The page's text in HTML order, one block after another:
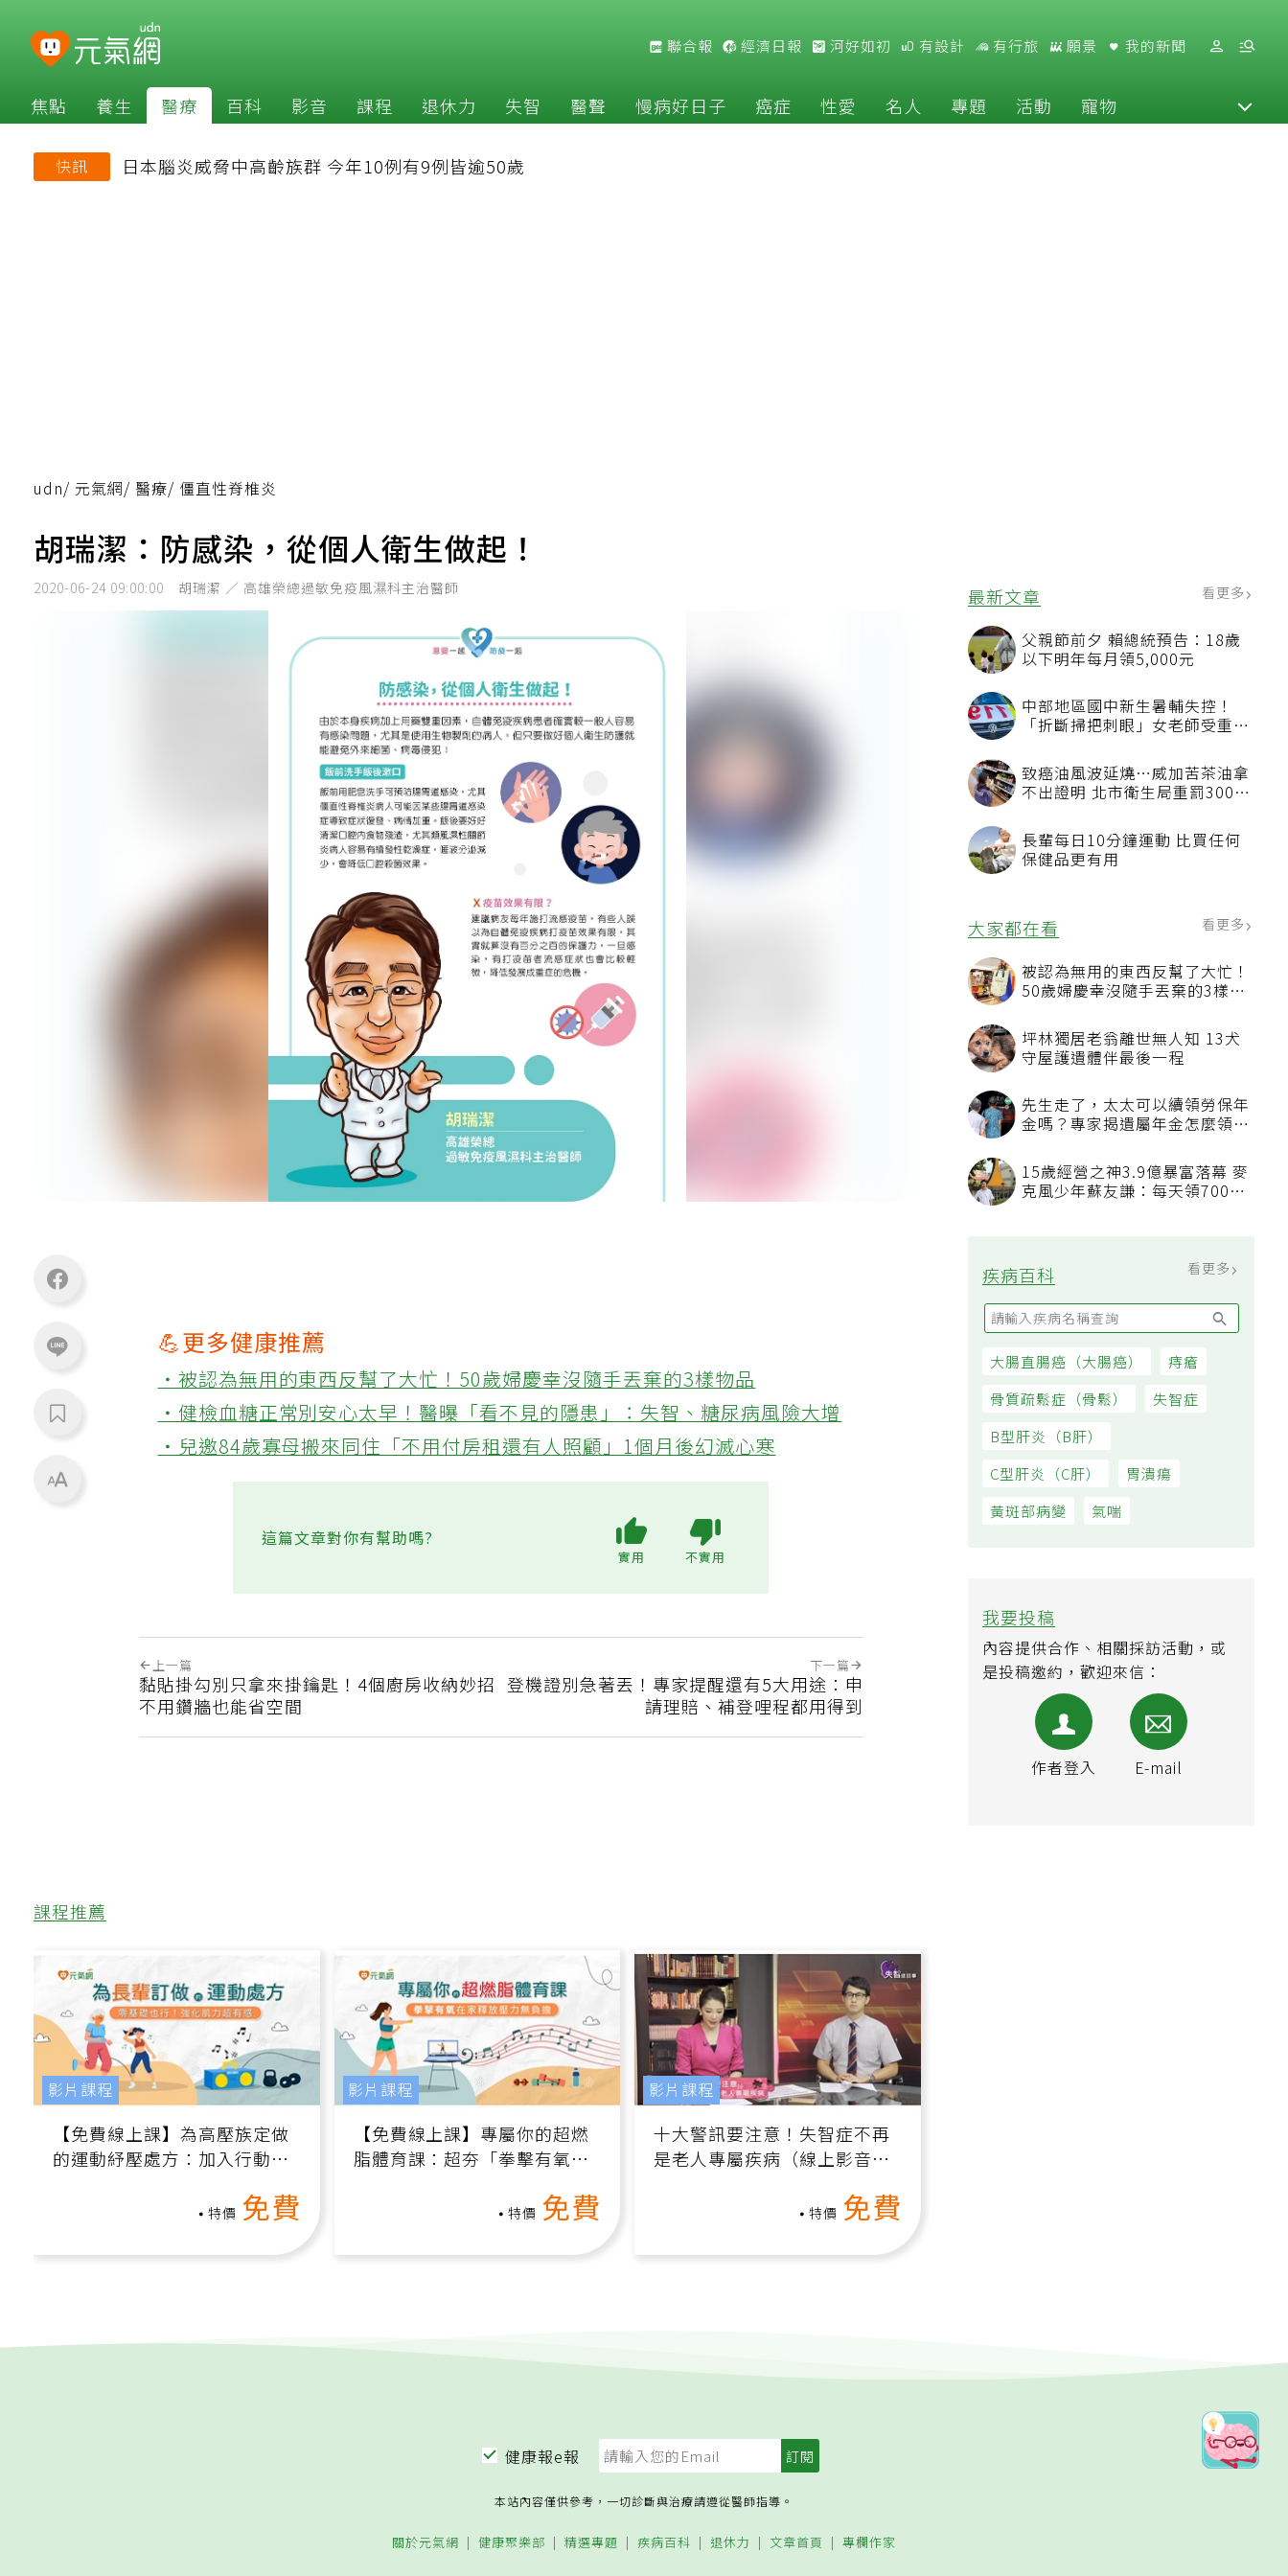
聯合報 經濟日報 河好如初 有設計 有行旅 願景 我的新聞
焦點 養生 醫療 百科 影音 課程 退休力 失智 醫聲 慢病好日子 癌症 性愛 名人 專題 活動 寵物
快訊 日本腦炎威脅中高齡族群 今年10例有9例皆逾50歲
最新文章 看更多
父親節前夕 賴總統預告：18歲
以下明年每月領5,000元
中部地區國中新生暑輔失控！
「折斷掃把刺眼」女老師受重傷
致癌油風波延燒…威加苦茶油拿
不出證明 北市衛生局重罰300萬
長輩每日10分鐘運動 比買任何
保健品更有用
大家都在看 看更多
被認為無用的東西反幫了大忙！
50歲婦慶幸沒隨手丟棄的3樣物
坪林獨居老翁離世無人知 13犬
守屋護遺體伴最後一程
先生走了，太太可以續領勞保年
金嗎？專家揭遺屬年金怎麼領，
15歲經營之神3.9億暴富落幕 麥
克風少年蘇友謙：每天領700元
疾病百科 看更多
大腸直腸癌（大腸癌）
痔瘡
骨質疏鬆症（骨鬆）
失智症
B型肝炎（B肝）
C型肝炎（C肝）
胃潰瘍
黃斑部病變 氣喘
我要投稿
內容提供合作、相關採訪活動，或
是投稿邀約，歡迎來信：
作者登入 E-mail
udn/ 元氣網/ 醫療/ 僵直性脊椎炎
胡瑞潔：防感染，從個人衛生做起！
2020-06-24 09:00:00 胡瑞潔 ／ 高雄榮總過敏免疫風濕科主治醫師
💪更多健康推薦
‧被認為無用的東西反幫了大忙！50歲婦慶幸沒隨手丟棄的3樣物品
‧健檢血糖正常別安心太早！醫曝「看不見的隱患」：失智、糖尿病風險大增
‧兒邀84歲寡母搬來同住「不用付房租還有人照顧」1個月後幻滅心寒
這篇文章對你有幫助嗎?
實用 不實用
上一篇
黏貼掛勾別只拿來掛鑰匙！4個廚房收納妙招
不用鑽牆也能省空間
下一篇
登機證別急著丟！專家提醒還有5大用途：申
請理賠、補登哩程都用得到
課程推薦
【免費線上課】為高壓族定做
的運動紓壓處方：加入行動、
增肌、互動元素，0基礎也能
特價 免費
影片課程
【免費線上課】專屬你的超燃
脂體育課：超夯「拳擊有氧」
高壓族在家釋放壓力無負擔
特價 免費
影片課程
十大警訊要注意！失智症不再
是老人專屬疾病（線上影音
特價 免費
影片課程
健康報e報
本站內容僅供參考，一切診斷與治療請遵從醫師指導。
關於元氣網 健康聚樂部 精選專題 疾病百科 退休力 文章首頁 專欄作家